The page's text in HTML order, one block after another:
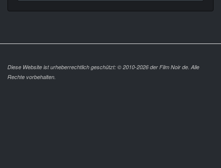
Diese Website ist urheberrechtlich geschützt: © 2010-2026 der Film Noir de. Alle
Rechte vorbehalten.